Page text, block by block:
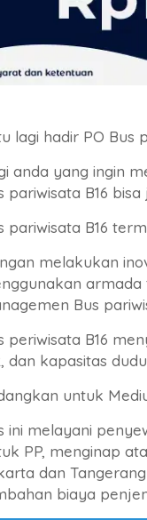
lagi hadir PO Bus
anda yang ingin
pariwisata B16
pariwisata B16
melakukan
Bus
periwisata B16
dan kapasitas
untuk
ini melayani
PP, menginap
dan
biaya